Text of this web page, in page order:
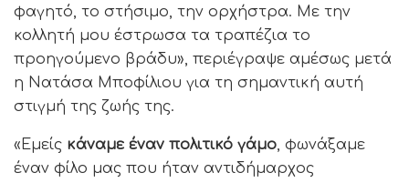
φαγητό, το στήσιμο, την ορχήστρα. Με την
κολλητή μου έστρωσα τα τραπέζια το
προηγούμενο βράδυ», περιέγραψε αμέσως μετά
η Νατάσα Μποφίλιου για τη σημαντική αυτή
στιγμή της ζωής της.
«Εμείς κάναμε έναν πολιτικό γάμο, φωνάξαμε
έναν φίλο μας που ήταν αντιδήμαρχος